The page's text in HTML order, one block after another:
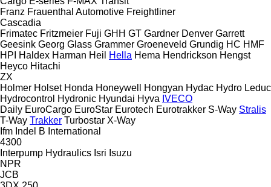
Franz Frauenthal Automotive Freightliner
Cascadia
Frimatec Fritzmeier Fuji GHH GT Gardner Denver Garrett
Geesink Georg Glass Grammer Groeneveld Grundig HC HMF
HPI
Haldex Harman Heil Hella Hema Hendrickson Hengst
Heyco Hitachi
ZX
Holmer Holset Honda Honeywell Hongyan Hydac Hydro Leduc
Hydrocontrol Hydronic Hyundai Hyva IVECO
Daily EuroCargo EuroStar Eurotech Eurotrakker S-Way Stralis
T-Way Trakker Turbostar X-Way
Ifm Indel B International
4300
Interpump Hydraulics Isri Isuzu
NPR
JCB